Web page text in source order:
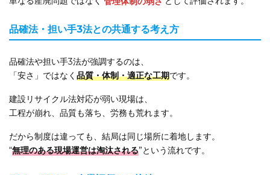
品確法・担い手3法との共通する考え方
品確法や担い手3法が強調するのは、
「安さ」ではなく 品質・体制・適正な工期です。
建設リサイクル法対応が弱い現場は、
工程が崩れ、品質も落ち、労務も荒れます。
だから制度は違っても、結局は同じ場所に着地します。
“無理のある現場運営は淘汰される”という流れです。